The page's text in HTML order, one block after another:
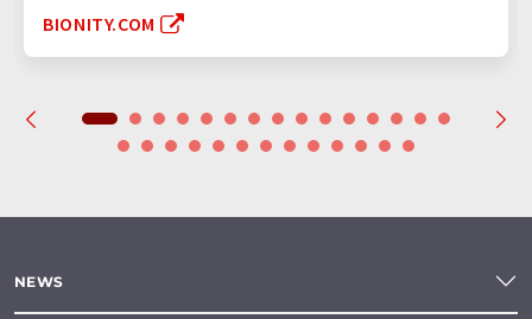
BIONITY.COM
NEWS